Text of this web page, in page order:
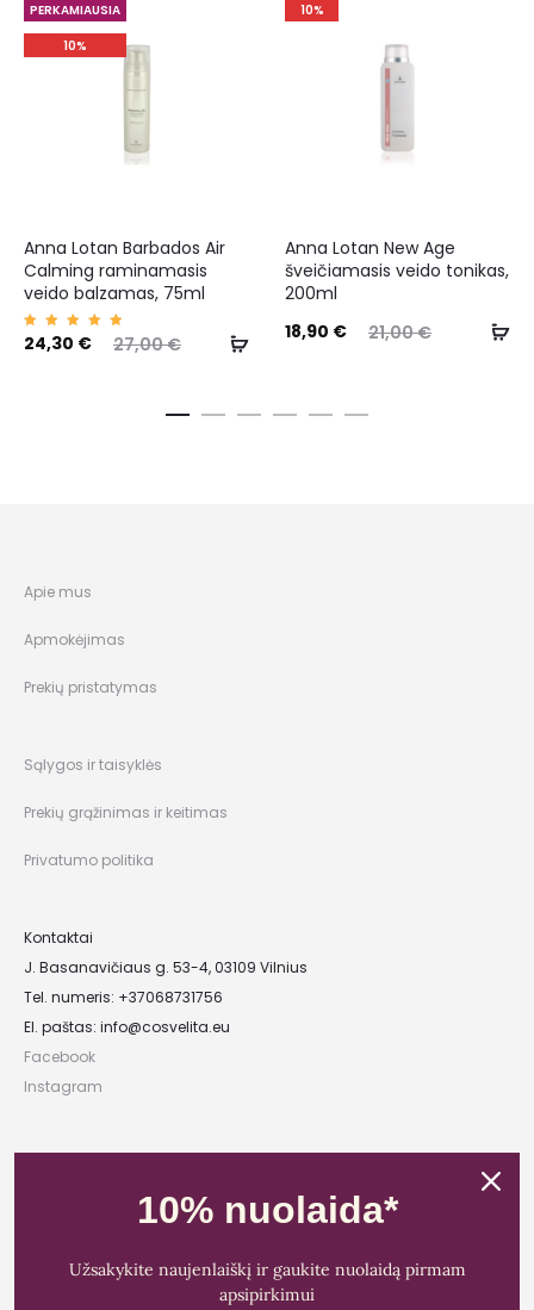
PERKAMIAUSIA
10%
Anna Lotan Barbados Air
Calming raminamasis
veido balzamas, 75ml
Įvertin
imas:
27,00€
24,30 €
10%
Anna Lotan New Age
šveičiamasis veido tonikas,
200ml
21,00€
18,90 €
Apie mus
Apmokėjimas
Prekių pristatymas
Sąlygos ir taisyklės
Prekių grąžinimas ir keitimas
Privatumo politika
Kontaktai
J. Basanavičiaus g. 53-4, 03109 Vilnius
Tel. numeris: +37068731756
El. paštas: info@cosvelita.eu
Facebook
Instagram
Įmonės kodas: 303481944
PVM mokėtojo kodas: LT100011828014
Bankas: Paysera LT
10% nuolaida*
Užsakykite naujenlaiškį ir gaukite nuolaidą pirmam
apsipirkimui